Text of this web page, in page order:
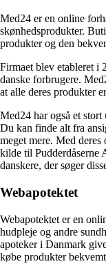
Med24 er en online
skønhedsprodukter.
produkter og den
Firmaet blev etableret i
danske forbrugere.
at alle deres produkter
Med24 har også et
Du kan finde alt fra
meget mere. Med
kilde til Pudderdåserne
danskere, der søger
Webapotektet
Webapotektet er en
hudpleje og andre
apoteker i Danmark
købe produkter